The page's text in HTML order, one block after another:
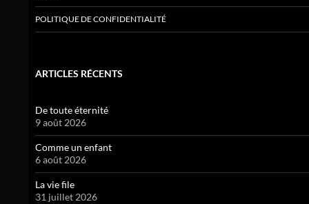
POLITIQUE DE CONFIDENTIALITÉ
ARTICLES RÉCENTS
De toute éternité
9 août 2026
Comme un enfant
6 août 2026
La vie file
31 juillet 2026